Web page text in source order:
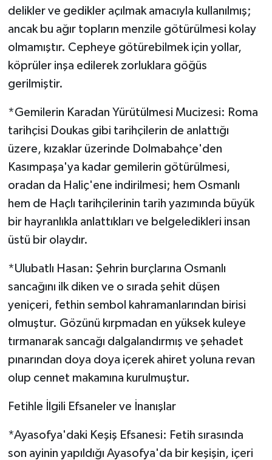
delikler ve gedikler açılmak amacıyla kullanılmış;
ancak bu ağır topların menzile götürülmesi kolay
olmamıştır. Cepheye götürebilmek için yollar,
köprüler inşa edilerek zorluklara göğüs
gerilmiştir.
*Gemilerin Karadan Yürütülmesi Mucizesi: Roma
tarihçisi Doukas gibi tarihçilerin de anlattığı
üzere, kızaklar üzerinde Dolmabahçe'den
Kasımpaşa'ya kadar gemilerin götürülmesi,
oradan da Haliç'ene indirilmesi; hem Osmanlı
hem de Haçlı tarihçilerinin tarih yazımında büyük
bir hayranlıkla anlattıkları ve belgeledikleri insan
üstü bir olaydır.
*Ulubatlı Hasan: Şehrin burçlarına Osmanlı
sancağını ilk diken ve o sırada şehit düşen
yeniçeri, fethin sembol kahramanlarından birisi
olmuştur. Gözünü kırpmadan en yüksek kuleye
tırmanarak sancağı dalgalandırmış ve şehadet
pınarından doya doya içerek ahiret yoluna revan
olup cennet makamına kurulmuştur.
Fetihle İlgili Efsaneler ve İnanışlar
*Ayasofya'daki Keşiş Efsanesi: Fetih sırasında
son ayinin yapıldığı Ayasofya'da bir keşişin, içeri